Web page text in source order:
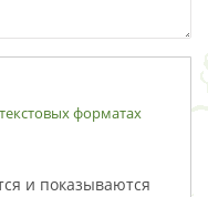
форматах
и показываются